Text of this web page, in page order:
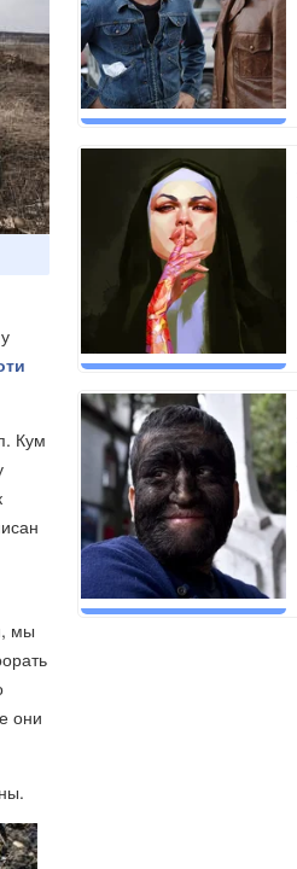
Кум
мы
они